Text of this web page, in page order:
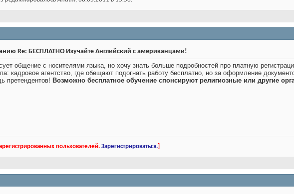
Re: БЕСПЛАТНО Изучайте Английский с американцами!
общение с носителями языка, но хочу знать больше подробностей про платную
кадровое агентство, где обещают подогнать работу бесплатно, но за оформление
претендентов! Возможно бесплатное обучение спонсируют религиозные или другие
пользователей. Зарегистрироваться.